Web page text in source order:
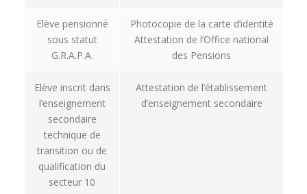
Elève pensionné
sous statut
G.R.A.P.A.
Photocopie de la carte d’identité
Attestation de l’Office national
des Pensions
Elève inscrit dans
l’enseignement
secondaire
technique de
transition ou de
qualification du
secteur 10
Attestation de l’établissement
d’enseignement secondaire